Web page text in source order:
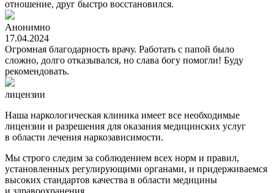
отношение, друг быстро восстановился.
Анонимно
17.04.2024
Огромная благодарность врачу. Работать с папой было
сложно, долго отказывался, но слава богу помогли! Буду
рекомендовать.
лицензии
Наша наркологическая клиника имеет все необходимые
лицензии и разрешения для оказания медицинских услуг
в области лечения наркозависимости.
Мы строго следим за соблюдением всех норм и правил,
установленных регулирующими органами, и придерживаемся
высоких стандартов качества в области медицины